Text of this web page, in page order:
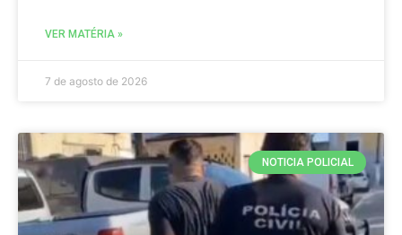
VER MATÉRIA »
7 de agosto de 2026
NOTICIA POLICIAL